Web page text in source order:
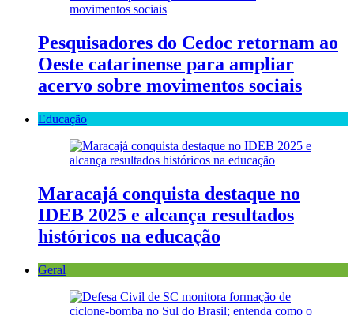
Pesquisadores do Cedoc retornam ao
Oeste catarinense para ampliar
acervo sobre movimentos sociais
Educação
Maracajá conquista destaque no
IDEB 2025 e alcança resultados
históricos na educação
Geral